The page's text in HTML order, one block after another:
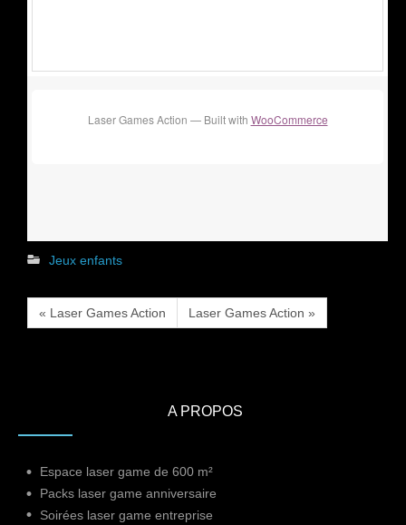
Laser Games Action — Built with WooCommerce
Jeux enfants
« Laser Games Action Laser Games Action »
A PROPOS
Espace laser game de 600 m²
Packs laser game anniversaire
Soirées laser game entreprise